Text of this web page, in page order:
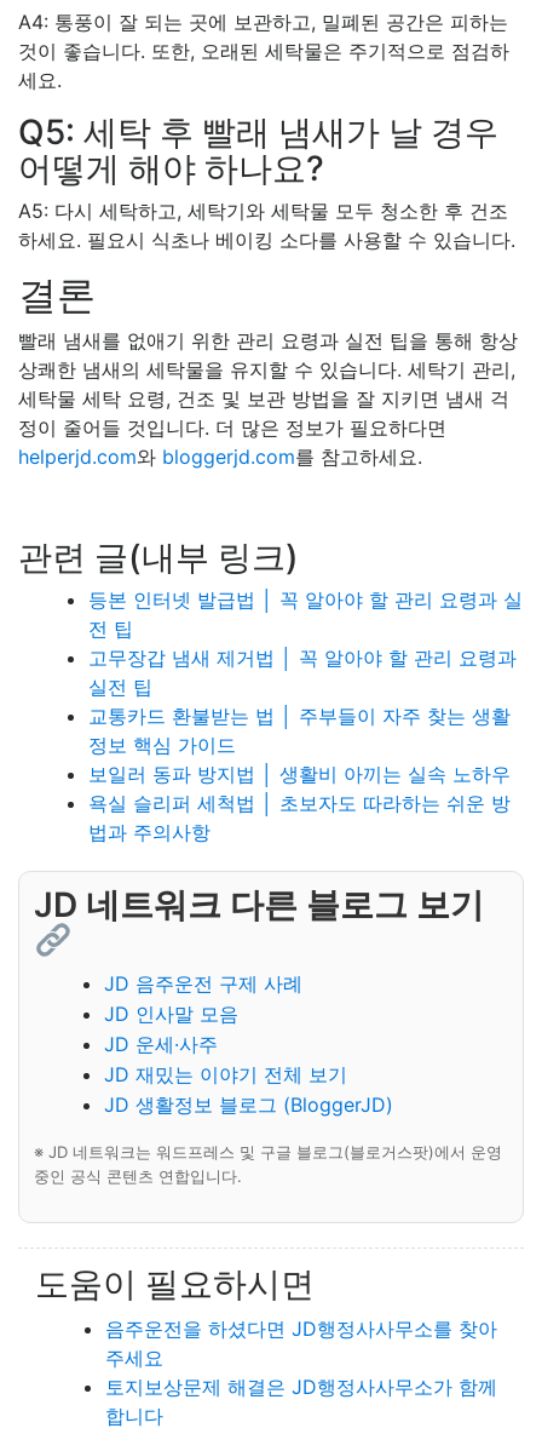
A4: 통풍이 잘 되는 곳에 보관하고, 밀폐된 공간은 피하는
것이 좋습니다. 또한, 오래된 세탁물은 주기적으로 점검하
세요.
Q5: 세탁 후 빨래 냄새가 날 경우
어떻게 해야 하나요?
A5: 다시 세탁하고, 세탁기와 세탁물 모두 청소한 후 건조
하세요. 필요시 식초나 베이킹 소다를 사용할 수 있습니다.
결론
빨래 냄새를 없애기 위한 관리 요령과 실전 팁을 통해 항상
상쾌한 냄새의 세탁물을 유지할 수 있습니다. 세탁기 관리,
세탁물 세탁 요령, 건조 및 보관 방법을 잘 지키면 냄새 걱
정이 줄어들 것입니다. 더 많은 정보가 필요하다면
helperjd.com와 bloggerjd.com를 참고하세요.
관련 글(내부 링크)
등본 인터넷 발급법 │ 꼭 알아야 할 관리 요령과 실
전 팁
고무장갑 냄새 제거법 │ 꼭 알아야 할 관리 요령과
실전 팁
교통카드 환불받는 법 │ 주부들이 자주 찾는 생활
정보 핵심 가이드
보일러 동파 방지법 │ 생활비 아끼는 실속 노하우
욕실 슬리퍼 세척법 │ 초보자도 따라하는 쉬운 방
법과 주의사항
JD 네트워크 다른 블로그 보기
JD 음주운전 구제 사례
JD 인사말 모음
JD 운세·사주
JD 재밌는 이야기 전체 보기
JD 생활정보 블로그 (BloggerJD)
※ JD 네트워크는 워드프레스 및 구글 블로그(블로거스팟)에서 운영
중인 공식 콘텐츠 연합입니다.
도움이 필요하시면
음주운전을 하셨다면 JD행정사사무소를 찾아
주세요
토지보상문제 해결은 JD행정사사무소가 함께
합니다